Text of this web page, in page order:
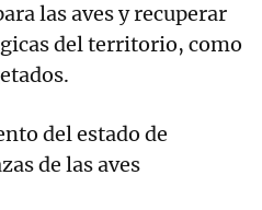
las aves y recuperar
del territorio, como
del estado de
de las aves